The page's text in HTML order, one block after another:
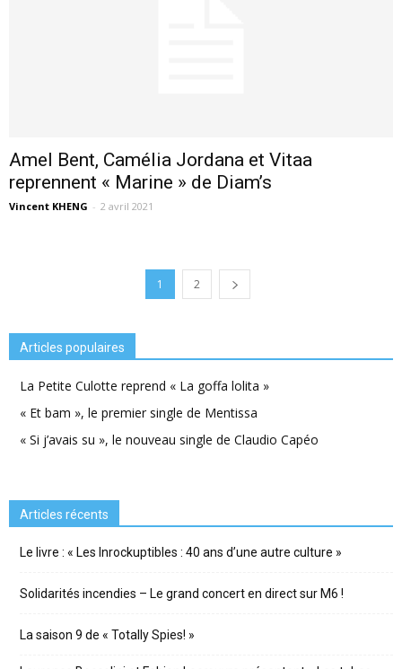
Amel Bent, Camélia Jordana et Vitaa
reprennent « Marine » de Diam’s
Vincent KHENG - 2 avril 2021
1 2
Articles populaires
La Petite Culotte reprend « La goffa lolita »
« Et bam », le premier single de Mentissa
« Si j’avais su », le nouveau single de Claudio Capéo
Articles récents
Le livre : « Les Inrockuptibles : 40 ans d’une autre culture »
Solidarités incendies – Le grand concert en direct sur M6 !
La saison 9 de « Totally Spies! »